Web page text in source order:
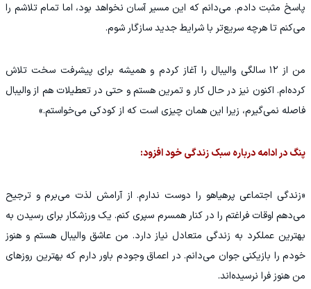
پاسخ مثبت دادم. می‌دانم که این مسیر آسان نخواهد بود، اما تمام تلاشم را
می‌کنم تا هرچه سریع‌تر با شرایط جدید سازگار شوم.
من از ۱۲ سالگی والیبال را آغاز کردم و همیشه برای پیشرفت سخت تلاش
کرده‌ام. اکنون نیز در حال کار و تمرین هستم و حتی در تعطیلات هم از والیبال
فاصله نمی‌گیرم، زیرا این همان چیزی است که از کودکی می‌خواستم.»
پنگ در ادامه درباره سبک زندگی خود افزود:
«زندگی اجتماعی پرهیاهو را دوست ندارم. از آرامش لذت می‌برم و ترجیح
می‌دهم اوقات فراغتم را در کنار همسرم سپری کنم. یک ورزشکار برای رسیدن به
بهترین عملکرد به زندگی متعادل نیاز دارد. من عاشق والیبال هستم و هنوز
خودم را بازیکنی جوان می‌دانم. در اعماق وجودم باور دارم که بهترین روزهای
من هنوز فرا نرسیده‌اند.